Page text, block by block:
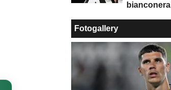
bianconera
Fotogallery